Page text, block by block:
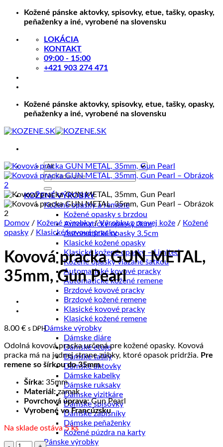
Skip
Kožené pánske aktovky, spisovky, etue, tašky, opasky,
peňaženky a iné, vyrobené na slovensku
LOKÁCIA
KONTAKT
09:00 - 15:00
+421 903 274 471
Kožené pánske aktovky, spisovky, etue, tašky, opasky,
peňaženky a iné, vyrobené na slovensku
Hľadať:
KOŽENÉ VÝROBKY
Kožené opasky a remene
Kožené opasky s brzdou
Automatické opasky 3cm
Automatické opasky 3.5cm
Klasické kožené opasky
Klasické kožené opasky – Limited
Kožené opasky viazané šatkou
Automatické kovové pracky
Automatické kožené remene
Brzdové kovové pracky
Brzdové kožené remene
Klasické kovové pracky
Klasické kožené remene
Dámske výrobky
Dámske diáre
Dámske etuje
Dámske tašky
Dámske aktovky
Dámske kabelky
Dámske ruksaky
Dámske vizitkáre
Dámske spisovky
Dámske zápisníky
Dámske peňaženky
Kožené púzdra na karty
Pánske výrobky
Domov / Kožené výrobky /Výrobky z pravej kože / Kožené
opasky / Klasické kovové pracky
Kovová pracka GUN METAL,
35mm, Gun Pearl
8.00 € s DPH
Odolná kovová pracka určená pre kožené opasky. Kovová
pracka má na jednej strane zúbky, ktoré opasok pridržia. Pre
remene so šírkou do 35mm.
Šírka: 35mm
Materiál: zamak
Povrchová úprava:Gun Pearl
Vyrobené vo Francúzsku
Na sklade ostáva 5 ks
množstvo